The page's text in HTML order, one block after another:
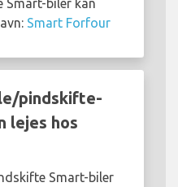
Smart-biler kan
Smart Forfour
pindskifte-
lejes hos
Smart-biler